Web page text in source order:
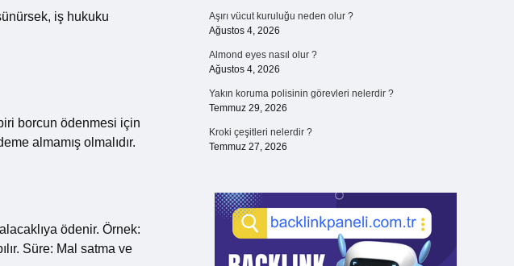
iş hukuku
borcun ödenmesi için
almamış olmalıdır.
ödenir. Örnek:
Süre: Mal satma ve
Aşırı vücut kuruluğu neden olur ?
Ağustos 4, 2026
Almond eyes nasıl olur ?
Ağustos 4, 2026
Yakın koruma polisinin görevleri nelerdir ?
Temmuz 29, 2026
Kroki çeşitleri nelerdir ?
Temmuz 27, 2026